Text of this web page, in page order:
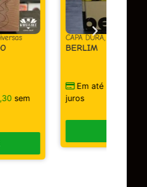
,HQs Diversas
3x de 49,97sem
COMPRAR